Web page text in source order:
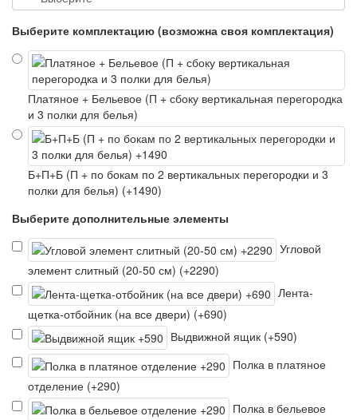
Выберите комплектацию (возможна своя комплектация)
Платяное + Бельевое (П + сбоку вертикальная перегородка
и 3 полки для белья)
Б+П+Б (П + по бокам по 2 вертикальных перегородки и 3
полки для белья) (+1490)
Выберите дополнительные элементы
Угловой
элемент слитный (20-50 см) (+2290)
Лента-
щетка-отбойник (на все двери) (+690)
Выдвижной ящик (+590)
Полка в платяное
отделение (+290)
Полка в бельевое